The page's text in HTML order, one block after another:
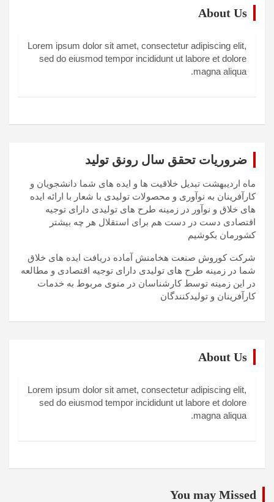
About Us
Lorem ipsum dolor sit amet, consectetur adipiscing elit,
sed do eiusmod tempor incididunt ut labore et dolore
magna aliqua.
ضروریات تحقق سال رونق تولید
ماه اردیبهشت تبدیل خلاقیت ها و ایده های شما دانشجویان و
کارآفرینان به نوآوری و محصولات تولیدی با شعار با ارائه ایده
های خلاق و نوآور در زمینه طرح های تولیدی دارای توجیه
اقتصادی دست در دست هم برای استقلال هر چه بیشتر
کشورمان بکوشیم
شرکت کوروش صنعت هخامنش آماده دریافت ایده های خلاق
شما در زمینه طرح های تولیدی دارای توجیه اقتصادی و مطالعه
در این زمینه توسط کارشناسان در منوی مربوط به خدمات
کارآفرینان و تولیدکنندگان
About Us
Lorem ipsum dolor sit amet, consectetur adipiscing elit,
sed do eiusmod tempor incididunt ut labore et dolore
magna aliqua.
You may Missed